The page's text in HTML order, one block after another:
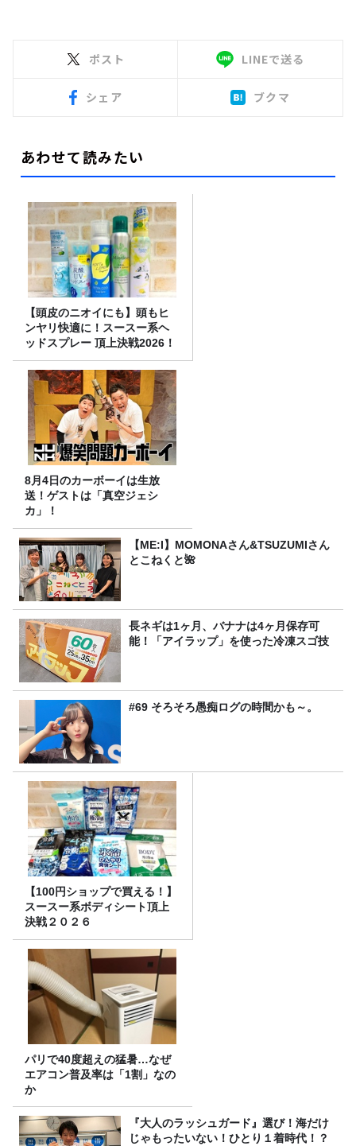
ポスト LINEで送る
シェア ブクマ
あわせて読みたい
【頭皮のニオイにも】頭もヒ
ンヤリ快適に！スースー系ヘ
ッドスプレー 頂上決戦2026！
8月4日のカーボーイは生放
送！ゲストは「真空ジェシ
カ」！
【ME:I】MOMONAさん&TSUZUMIさん
とこねくと🌺
長ネギは1ヶ月、バナナは4ヶ月保存可
能！「アイラップ」を使った冷凍スゴ技
#69 そろそろ愚痴ログの時間かも～。
【100円ショップで買える！】
スースー系ボディシート頂上
決戦２０２６
パリで40度超えの猛暑…なぜ
エアコン普及率は「1割」なの
か
『大人のラッシュガード』選び！海だけ
じゃもったいない！ひとり１着時代！？